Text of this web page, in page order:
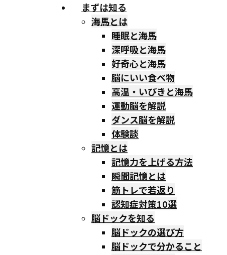
まずは知る
海馬とは
睡眠と海馬
深呼吸と海馬
好奇心と海馬
脳にいい食べ物
高温・いびきと海馬
運動脳を解説
ダンス脳を解説
体験談
記憶とは
記憶力を上げる方法
瞬間記憶とは
筋トレで若返り
認知症対策10選
脳ドックを知る
脳ドックの選び方
脳ドックで分かること